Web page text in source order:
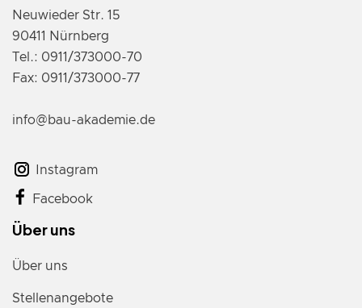
Neuwieder Str. 15
90411 Nürnberg
Tel.: 0911/373000-70
Fax: 0911/373000-77
info@bau-akademie.de
Instagram
Facebook
Über uns
Über uns
Stellenangebote